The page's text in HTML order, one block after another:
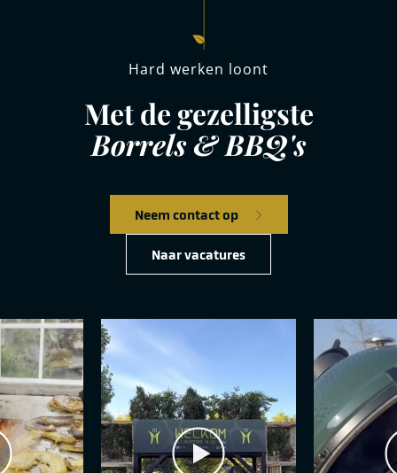
Hard werken loont
Met de gezelligste
Borrels & BBQ's
Neem contact op
Naar vacatures